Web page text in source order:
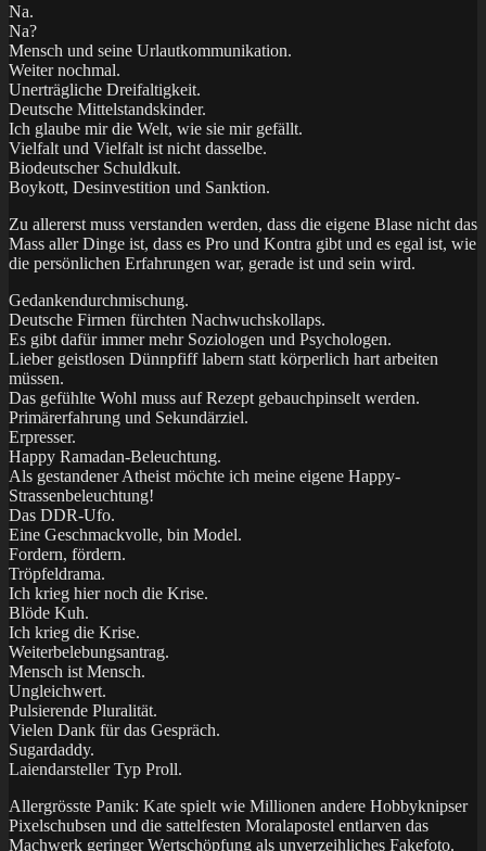
Na.
Na?
Mensch und seine Urlautkommunikation.
Weiter nochmal.
Unerträgliche Dreifaltigkeit.
Deutsche Mittelstandskinder.
Ich glaube mir die Welt, wie sie mir gefällt.
Vielfalt und Vielfalt ist nicht dasselbe.
Biodeutscher Schuldkult.
Boykott, Desinvestition und Sanktion.
Zu allererst muss verstanden werden, dass die eigene Blase nicht das
Mass aller Dinge ist, dass es Pro und Kontra gibt und es egal ist, wie
die persönlichen Erfahrungen war, gerade ist und sein wird.
Gedankendurchmischung.
Deutsche Firmen fürchten Nachwuchskollaps.
Es gibt dafür immer mehr Soziologen und Psychologen.
Lieber geistlosen Dünnpfiff labern statt körperlich hart arbeiten
müssen.
Das gefühlte Wohl muss auf Rezept gebauchpinselt werden.
Primärerfahrung und Sekundärziel.
Erpresser.
Happy Ramadan-Beleuchtung.
Als gestandener Atheist möchte ich meine eigene Happy-
Strassenbeleuchtung!
Das DDR-Ufo.
Eine Geschmackvolle, bin Model.
Fordern, fördern.
Tröpfeldrama.
Ich krieg hier noch die Krise.
Blöde Kuh.
Ich krieg die Krise.
Weiterbelebungsantrag.
Mensch ist Mensch.
Ungleichwert.
Pulsierende Pluralität.
Vielen Dank für das Gespräch.
Sugardaddy.
Laiendarsteller Typ Proll.
Allergrösste Panik: Kate spielt wie Millionen andere Hobbyknipser
Pixelschubsen und die sattelfesten Moralapostel entlarven das
Machwerk geringer Wertschöpfung als unverzeihliches Fakefoto.